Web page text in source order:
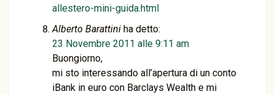
allestero-mini-guida.html
Alberto Barattini ha detto:
23 Novembre 2011 alle 9:11 am
Buongiorno,
mi sto interessando all’apertura di un conto
iBank in euro con Barclays Wealth e mi